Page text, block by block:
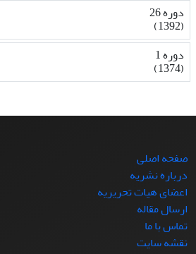
دوره 26
(1392)
دوره 1
(1374)
صفحه اصلی
درباره نشریه
اعضای هیات تحریریه
ارسال مقاله
تماس با ما
نقشه سایت